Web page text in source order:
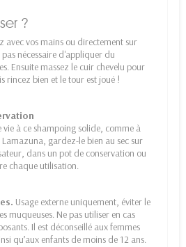
?
z avec vos mains ou directement sur
nécessaire d'appliquer du
Ensuite massez le cuir chevelu pour
rincez bien et le tour est joué !
à ce shampoing solide, comme à
gardez-le bien au sec sur
dans un pot de conservation ou
chaque utilisation.
Usage externe uniquement, éviter le
muqueuses. Ne pas utiliser en cas
Il est déconseillé aux femmes
qu’aux enfants de moins de 12 ans.